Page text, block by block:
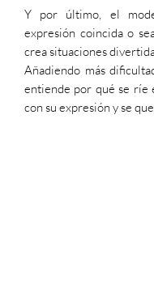
Y por último, el
expresión coincida o
crea situaciones
Añadiendo más
entiende por qué se ríe
con su expresión y se